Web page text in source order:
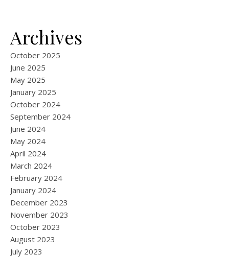
Archives
October 2025
June 2025
May 2025
January 2025
October 2024
September 2024
June 2024
May 2024
April 2024
March 2024
February 2024
January 2024
December 2023
November 2023
October 2023
August 2023
July 2023